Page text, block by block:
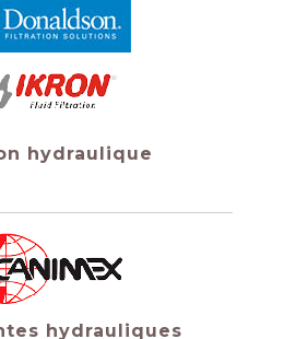
hydraulique
hydrauliques